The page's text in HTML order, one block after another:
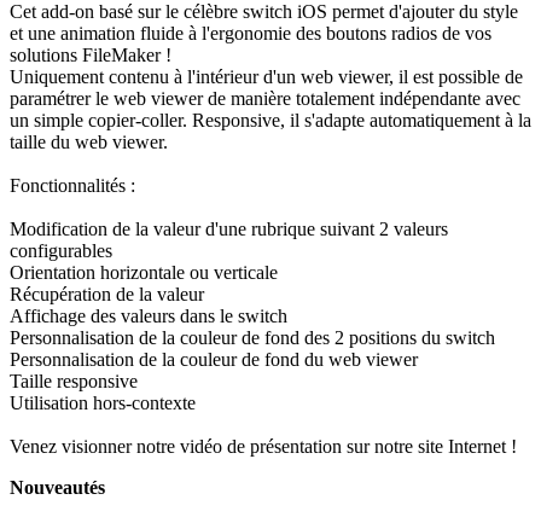
Cet add-on basé sur le célèbre switch iOS permet d'ajouter du style
et une animation fluide à l'ergonomie des boutons radios de vos
solutions FileMaker !
Uniquement contenu à l'intérieur d'un web viewer, il est possible de
paramétrer le web viewer de manière totalement indépendante avec
un simple copier-coller. Responsive, il s'adapte automatiquement à la
taille du web viewer.
Fonctionnalités :
Modification de la valeur d'une rubrique suivant 2 valeurs
configurables
Orientation horizontale ou verticale
Récupération de la valeur
Affichage des valeurs dans le switch
Personnalisation de la couleur de fond des 2 positions du switch
Personnalisation de la couleur de fond du web viewer
Taille responsive
Utilisation hors-contexte
Venez visionner notre vidéo de présentation sur notre site Internet !
Nouveautés